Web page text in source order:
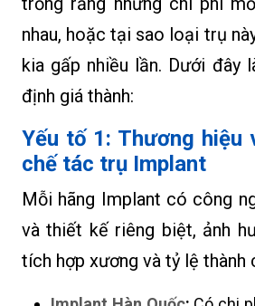
nhau, hoặc tại sao loại trụ
kia gấp nhiều lần. Dưới đây
định giá thành:
Yếu tố 1: Thương hiệu
chế tác trụ Implant
Mỗi hãng Implant có công
và thiết kế riêng biệt, ảnh
tích hợp xương và tỷ lệ thành